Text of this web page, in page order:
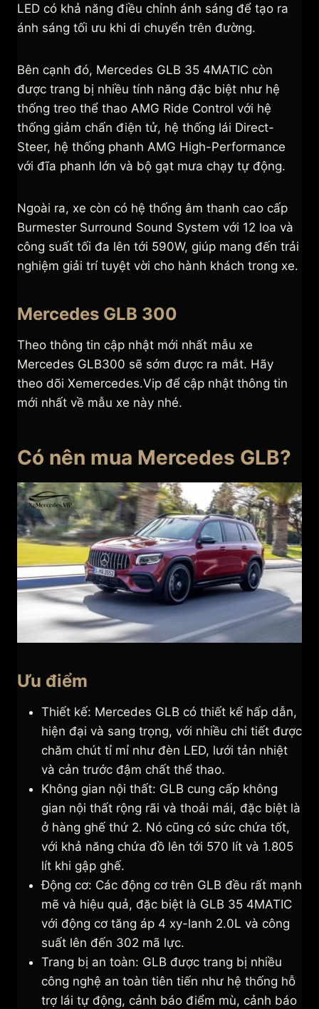
LED có khả năng điều chỉnh ánh sáng để tạo ra
ánh sáng tối ưu khi di chuyển trên đường.
Bên cạnh đó, Mercedes GLB 35 4MATIC còn
được trang bị nhiều tính năng đặc biệt như hệ
thống treo thể thao AMG Ride Control với hệ
thống giảm chấn điện tử, hệ thống lái Direct-
Steer, hệ thống phanh AMG High-Performance
với đĩa phanh lớn và bộ gạt mưa chạy tự động.
Ngoài ra, xe còn có hệ thống âm thanh cao cấp
Burmester Surround Sound System với 12 loa và
công suất tối đa lên tới 590W, giúp mang đến trải
nghiệm giải trí tuyệt vời cho hành khách trong xe.
Mercedes GLB 300
Theo thông tin cập nhật mới nhất mẫu xe
Mercedes GLB300 sẽ sớm được ra mắt. Hãy
theo dõi Xemercedes.Vip để cập nhật thông tin
mới nhất về mẫu xe này nhé.
Có nên mua Mercedes GLB?
Ưu điểm
Thiết kế: Mercedes GLB có thiết kế hấp dẫn,
hiện đại và sang trọng, với nhiều chi tiết được
chăm chút tỉ mỉ như đèn LED, lưới tản nhiệt
và cản trước đậm chất thể thao.
Không gian nội thất: GLB cung cấp không
gian nội thất rộng rãi và thoải mái, đặc biệt là
ở hàng ghế thứ 2. Nó cũng có sức chứa tốt,
với khả năng chứa đồ lên tới 570 lít và 1.805
lít khi gập ghế.
Động cơ: Các động cơ trên GLB đều rất mạnh
mẽ và hiệu quả, đặc biệt là GLB 35 4MATIC
với động cơ tăng áp 4 xy-lanh 2.0L và công
suất lên đến 302 mã lực.
Trang bị an toàn: GLB được trang bị nhiều
công nghệ an toàn tiên tiến như hệ thống hỗ
trợ lái tự động, cảnh báo điểm mù, cảnh báo